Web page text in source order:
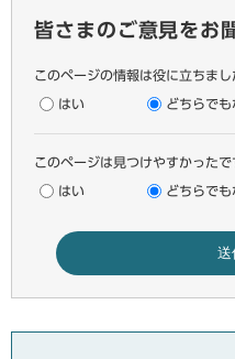
皆さまのご意見をお
このページの情報は役に立ちまし
はい どちらでも
このページは見つけやすかったで
はい どちらでも